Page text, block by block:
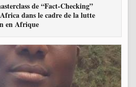
de “Fact-Checking”
dans le cadre de la lutte
en Afrique